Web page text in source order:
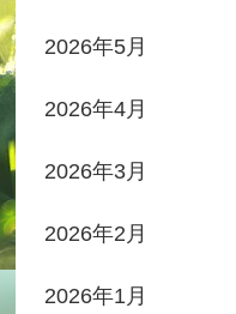
2026年5月
2026年4月
2026年3月
2026年2月
2026年1月